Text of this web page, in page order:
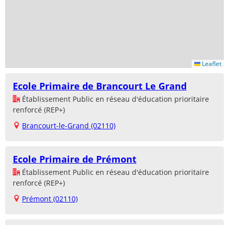
Leaflet
Ecole Primaire de Brancourt Le Grand
Établissement Public en réseau d'éducation prioritaire
renforcé (REP+)
Brancourt-le-Grand (02110)
Ecole Primaire de Prémont
Établissement Public en réseau d'éducation prioritaire
renforcé (REP+)
Prémont (02110)